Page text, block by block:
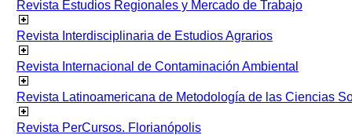
Revista Estudios Regionales y Mercado de Trabajo
Revista Interdisciplinaria de Estudios Agrarios
Revista Internacional de Contaminación Ambiental
Revista Latinoamericana de Metodología de las Ciencias
Revista PerCursos. Florianópolis